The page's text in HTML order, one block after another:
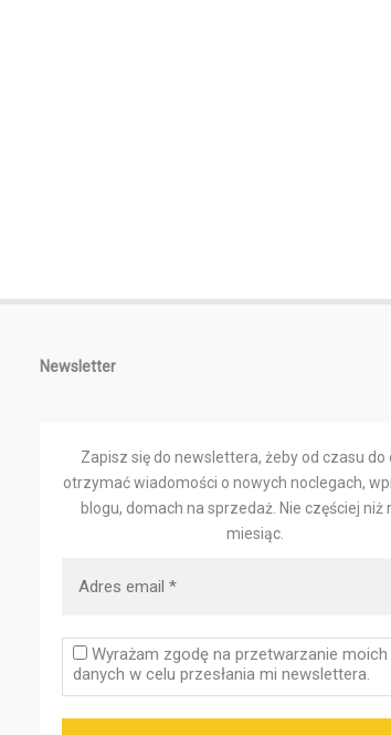
Newsletter
Zapisz się do newslettera, żeby od czasu do
otrzymać wiadomości o nowych noclegach,
blogu, domach na sprzedaż. Nie częściej niż
miesiąc.
Wyrażam zgodę na przetwarzanie moich
danych w celu przesłania mi newslettera.